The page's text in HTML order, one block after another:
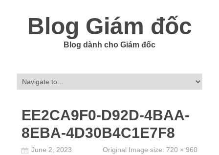
Blog Giám đốc
Blog dành cho Giám đốc
EE2CA9F0-D92D-4BAA-
8EBA-4D30B4C1E7F8
June 2, 2023 Original Image size: 720 × 960